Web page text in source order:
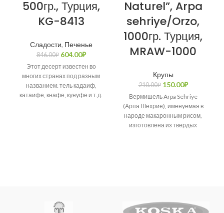
500гр., Турция,
KG-8413
Сладости, Печенье
846.00₽ 604.00₽
Этот десерт известен во
многих странах под разным
названием: тель кадаиф,
катаифе, кнафе, кунуфе и т.д.
Naturel”, Arpa
sehriye/Orzo,
1000гр. Турция,
MRAW-1000
Крупы
210.00₽ 150.00₽
Вермишель Arpa Sehriye
(Арпа Шехрие), именуемая в
народе макаронным рисом,
изготовлена из твердых